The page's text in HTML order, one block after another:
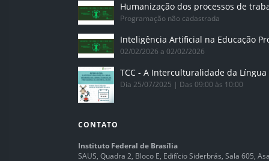
Humanização dos processos de
Programação não cadastrada
02/02/2026 a 02/02/2026
Dia 25/07/2025 | Das 09:00 às 10:00
CONTATO
Instituto Federal de Brasília
SAUS, Quadra 2, Bloco E, Edifício Siderbrás, Sala 605,